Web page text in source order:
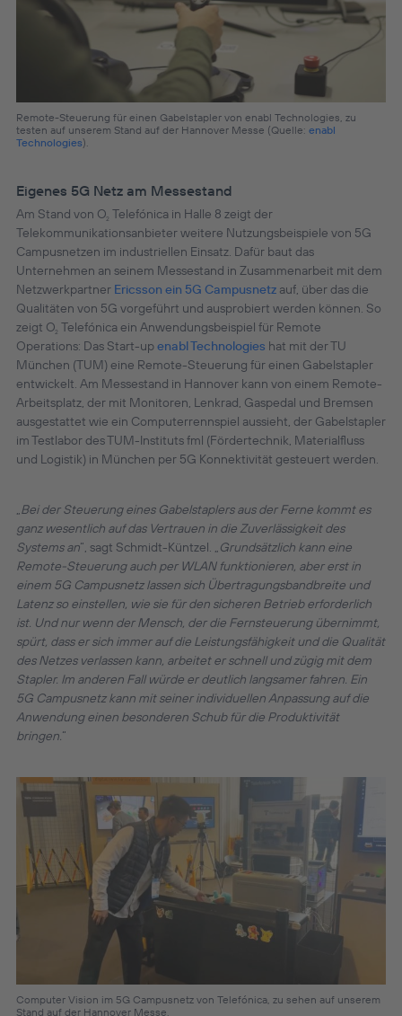
Remote-Steuerung für einen Gabelstapler von enabl Technologies, zu
testen auf unserem Stand auf der Hannover Messe (Quelle: enabl
Technologies).
Eigenes 5G Netz am Messestand
Am Stand von O2 Telefónica in Halle 8 zeigt der
Telekommunikationsanbieter weitere Nutzungsbeispiele von 5G
Campusnetzen im industriellen Einsatz. Dafür baut das
Unternehmen an seinem Messestand in Zusammenarbeit mit dem
Netzwerkpartner Ericsson ein 5G Campusnetz auf, über das die
Qualitäten von 5G vorgeführt und ausprobiert werden können. So
zeigt O2 Telefónica ein Anwendungsbeispiel für Remote
Operations: Das Start-upenabl Technologies hat mit der TU
München (TUM) eine Remote-Steuerung für einen Gabelstapler
entwickelt. Am Messestand in Hannover kann von einem Remote-
Arbeitsplatz, der mit Monitoren, Lenkrad, Gaspedal und Bremsen
ausgestattet wie ein Computerrennspiel aussieht, der Gabelstapler
im Testlabor des TUM-Instituts fml (Fördertechnik, Materialfluss
und Logistik) in München per 5G Konnektivität gesteuert werden.
Bei der Steuerung eines Gabelstaplers aus der Ferne kommt es
ganz wesentlich auf das Vertrauen in die Zuverlässigkeit des
Systems an“, sagt Schmidt-Küntzel. „
Grundsätzlich kann eine
Remote-Steuerung auch per WLAN funktionieren, aber erst in
einem 5G Campusnetz lassen sich Übertragungsbandbreite und
Latenz so einstellen, wie sie für den sicheren Betrieb erforderlich
ist. Und nur wenn der Mensch, der die Fernsteuerung übernimmt,
spürt, dass er sich immer auf die Leistungsfähigkeit und die Qualität
des Netzes verlassen kann, arbeitet er schnell und zügig mit dem
Stapler. Im anderen Fall würde er deutlich langsamer fahren. Ein
5G Campusnetz kann mit seiner individuellen Anpassung auf die
Anwendung einen besonderen Schub für die Produktivität
bringen. “
Computer Vision im 5G Campusnetz von Telefónica, zu sehen auf unserem
Stand auf der Hannover Messe.